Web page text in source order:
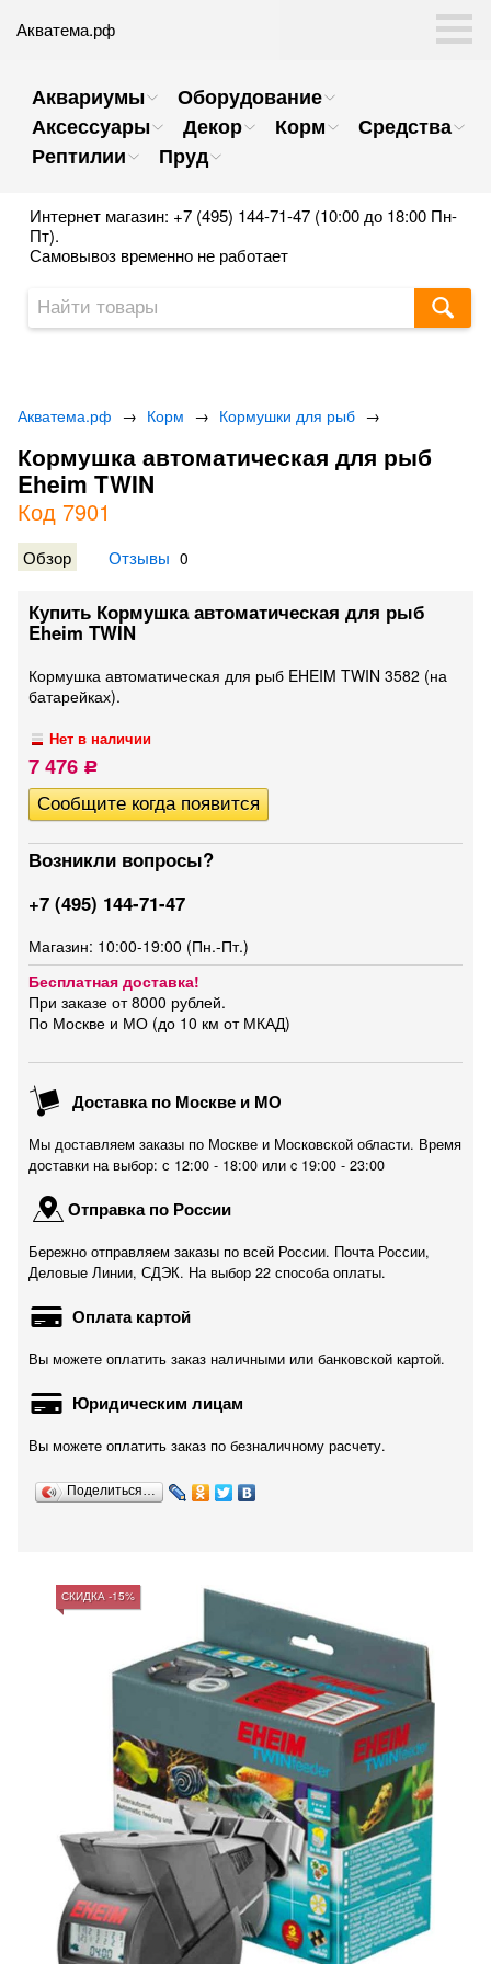
Акватема.рф
Аквариумы
Оборудование
Аксессуары
Декор Корм
Средства
Рептилии
Пруд
Интернет магазин: +7 (495) 144-71-47 (10:00 до 18:00 Пн-
Пт).
Самовывоз временно не работает
Акватема.рф → Корм → Кормушки для рыб →
Кормушка автоматическая для рыб
Eheim TWIN
Код 7901
Обзор Отзывы 0
Купить Кормушка автоматическая для рыб
Eheim TWIN
Кормушка автоматическая для рыб EHEIM TWIN 3582 (на
батарейках).
Нет в наличии
7 476 Р
Возникли вопросы?
+7 (495) 144-71-47
Магазин: 10:00-19:00 (Пн.-Пт.)
Бесплатная доставка!
При заказе от 8000 рублей.
По Москве и МО (до 10 км от МКАД)
Доставка по Москве и МО
Мы доставляем заказы по Москве и Московской области. Время
доставки на выбор: с 12:00 - 18:00 или c 19:00 - 23:00
Отправка по России
Бережно отправляем заказы по всей России. Почта России,
Деловые Линии, СДЭК. На выбор 22 способа оплаты.
Оплата картой
Вы можете оплатить заказ наличными или банковской картой.
Юридическим лицам
Вы можете оплатить заказ по безналичному расчету.
Поделиться…
СКИДКА -15%